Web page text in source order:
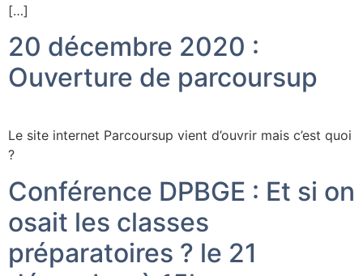
[…]
20 décembre 2020 :
Ouverture de parcoursup
Le site internet Parcoursup vient d’ouvrir mais c’est quoi
?
Conférence DPBGE : Et si on
osait les classes
préparatoires ? le 21